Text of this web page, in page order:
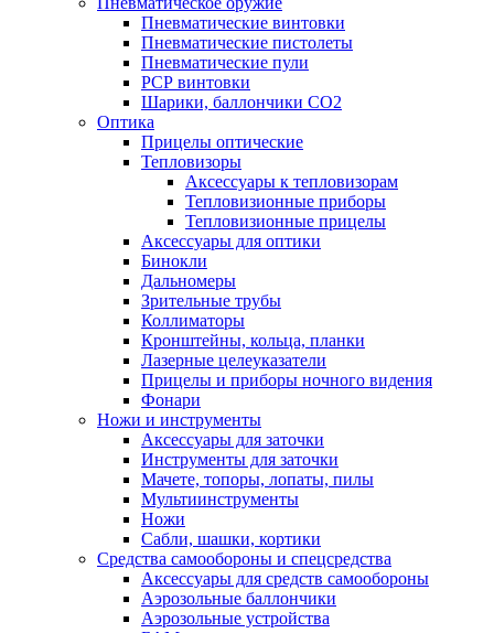
Пневматические винтовки
Пневматические пистолеты
Пневматические пули
РСР винтовки
Шарики, баллончики СО2
Оптика
Прицелы оптические
Тепловизоры
Аксессуары к тепловизорам
Тепловизионные приборы
Тепловизионные прицелы
Аксессуары для оптики
Бинокли
Дальномеры
Зрительные трубы
Коллиматоры
Кронштейны, кольца, планки
Лазерные целеуказатели
Прицелы и приборы ночного видения
Фонари
Ножи и инструменты
Аксессуары для заточки
Инструменты для заточки
Мачете, топоры, лопаты, пилы
Мультиинструменты
Ножи
Сабли, шашки, кортики
Средства самообороны и спецсредства
Аксессуары для средств самообороны
Аэрозольные баллончики
Аэрозольные устройства